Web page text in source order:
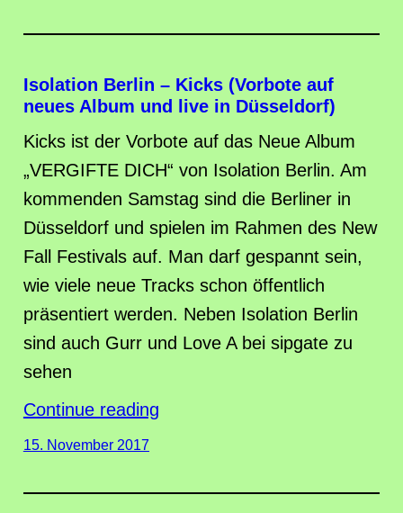
Isolation Berlin – Kicks (Vorbote auf
neues Album und live in Düsseldorf)
Kicks ist der Vorbote auf das Neue Album
„VERGIFTE DICH“ von Isolation Berlin. Am
kommenden Samstag sind die Berliner in
Düsseldorf und spielen im Rahmen des New
Fall Festivals auf. Man darf gespannt sein,
wie viele neue Tracks schon öffentlich
präsentiert werden. Neben Isolation Berlin
sind auch Gurr und Love A bei sipgate zu
sehen
Continue reading
15. November 2017